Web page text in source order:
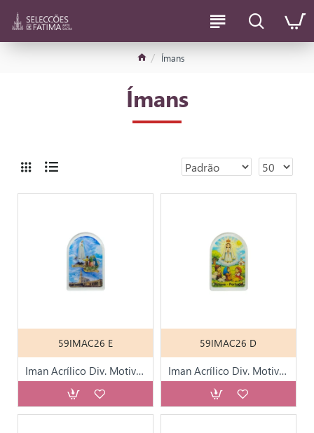
Ímans
Ímans
59IMAC26 E
Iman Acrílico Div. Motivos
59IMAC26 D
Iman Acrílico Div. Motivos